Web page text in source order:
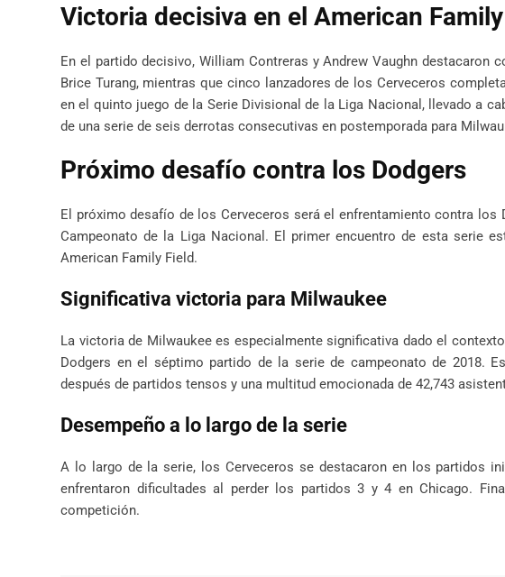
Victoria decisiva en el American
En el partido decisivo, William Contreras y Andrew Vaughn destacaron
Brice Turang, mientras que cinco lanzadores de los Cerveceros
en el quinto juego de la Serie Divisional de la Liga Nacional, llevado a
de una serie de seis derrotas consecutivas en postemporada para
Próximo desafío contra los Dodgers
El próximo desafío de los Cerveceros será el enfrentamiento contra los
Campeonato de la Liga Nacional. El primer encuentro de esta serie
American Family Field.
Significativa victoria para Milwaukee
La victoria de Milwaukee es especialmente significativa dado el
Dodgers en el séptimo partido de la serie de campeonato de 2018.
después de partidos tensos y una multitud emocionada de 42,743
Desempeño a lo largo de la serie
A lo largo de la serie, los Cerveceros se destacaron en los partidos
enfrentaron dificultades al perder los partidos 3 y 4 en Chicago.
competición.